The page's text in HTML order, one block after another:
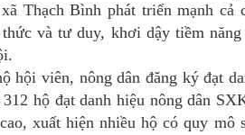
Thạch Bình phát triển mạnh cả
và tư duy, khơi dậy tiềm
hội viên, nông dân đăng ký đạt
hộ đạt danh hiệu nông dân
xuất hiện nhiều hộ có quy